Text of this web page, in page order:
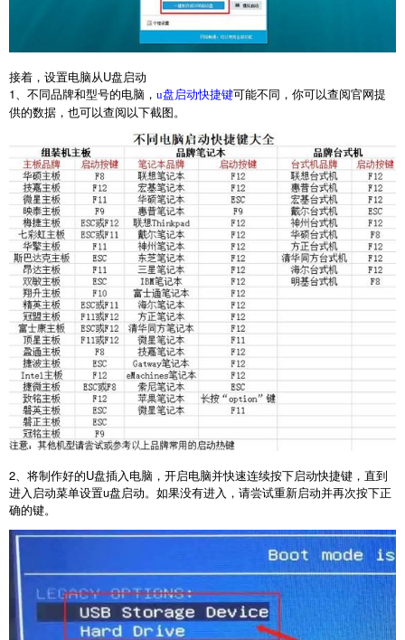
接着，设置电脑从U盘启动
1、不同品牌和型号的电脑， u盘启动快捷键可能不同，你可以查阅官网提
供的数据，也可以查阅以下截图。
2、将制作好的U盘插入电脑，开启电脑并快速连续按下启动快捷键，直到
进入启动菜单设置u盘启动。如果没有进入，请尝试重新启动并再次按下正
确的键。